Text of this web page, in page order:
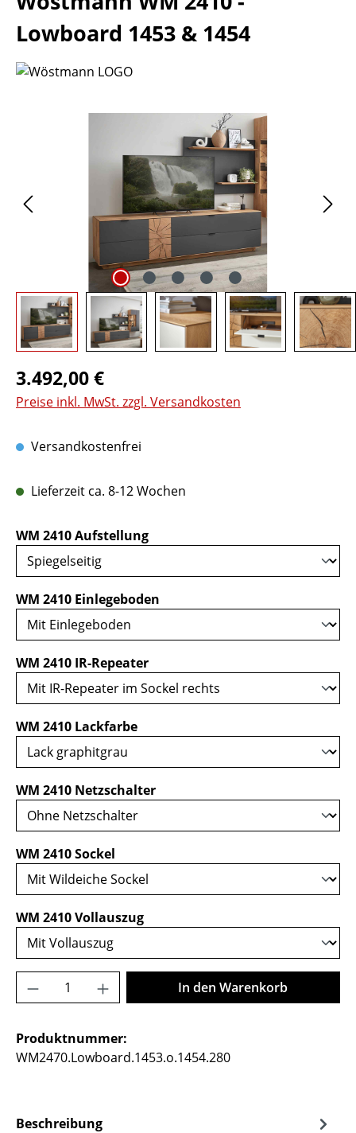
Lowboard 1453 & 1454
Regulärer Preis:
3.492,00 €
Preise inkl. MwSt. zzgl. Versandkosten
Versandkostenfrei
Lieferzeit ca. 8-12 Wochen
WM 2410 Aufstellungauswählen
WM 2410 Einlegeboden
WM 2410 IR-Repeaterauswählen
WM 2410 Lackfarbeauswählen
WM 2410 Netzschalterauswählen
WM 2410 Sockel
WM 2410 Vollauszugauswählen
Produkt Anzahl: Gib den gewünschten
In den Warenkorb
Produktnummer:
WM2470.Lowboard.1453.o.1454.280
Beschreibung